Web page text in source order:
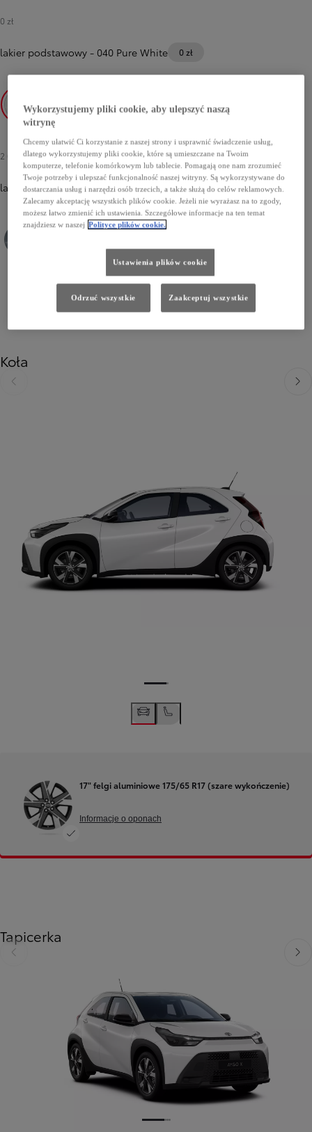
0 zł
lakier podstawowy - 040 Pure White 0 zł
040 Pure White
2 000 zł
lakier metalizowany
Koła
Poprzedni
17" felgi aluminiowe 175/65 R17 (szare wykończenie)
Informacje o oponach
Tapicerka
Poprzedni
Wykorzystujemy pliki cookie, aby ulepszyć naszą
witrynę
Chcemy ułatwić Ci korzystanie z naszej strony i usprawnić świadczenie usług,
dlatego wykorzystujemy pliki cookie, które są umieszczane na Twoim
komputerze, telefonie komórkowym lub tablecie. Pomagają one nam zrozumieć
Twoje potrzeby i ulepszać funkcjonalność naszej witryny. Są wykorzystywane do
dostarczania usług i narzędzi osób trzecich, a także służą do celów reklamowych.
Zalecamy akceptację wszystkich plików cookie. Jeżeli nie wyrażasz na to zgody,
możesz łatwo zmienić ich ustawienia. Szczegółowe informacje na ten temat
znajdziesz w naszej Polityce plików cookie.
Ustawienia plików cookie
Odrzuć wszystkie Zaakceptuj wszystkie